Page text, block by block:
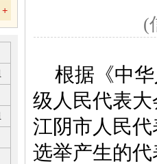
(
根据《中
级人民代表
江阴市人民
选举产生的